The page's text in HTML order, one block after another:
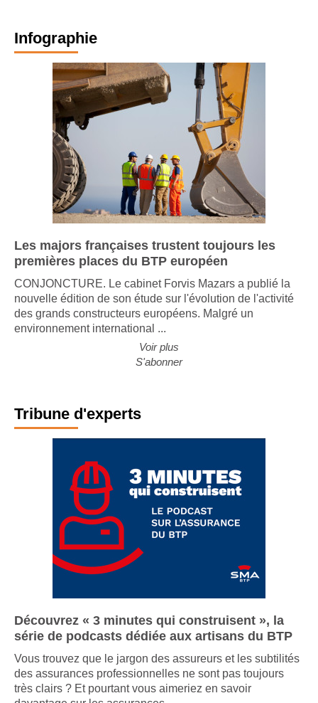
A l'intérieur du
tunnel
Un tunnelier
long de 100
A l'intérieur du
tunnelier
pilotage
La ligne LGV
en travaux
Infographie
Les majors françaises trustent toujours les
premières places du BTP européen
CONJONCTURE. Le cabinet Forvis Mazars a publié la
nouvelle édition de son étude sur l'évolution de l'activité
des grands constructeurs européens. Malgré un
environnement international ...
Voir plus
S'abonner
Tribune d'experts
Découvrez « 3 minutes qui construisent », la
série de podcasts dédiée aux artisans du BTP
Vous trouvez que le jargon des assureurs et les subtilités
des assurances professionnelles ne sont pas toujours
très clairs ? Et pourtant vous aimeriez en savoir